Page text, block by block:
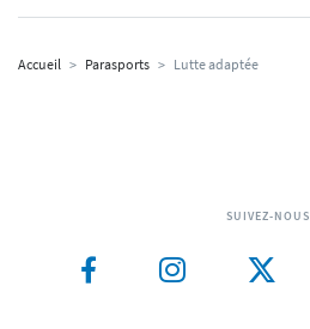
Accueil > Parasports > Lutte adaptée
SUIVEZ-NOUS